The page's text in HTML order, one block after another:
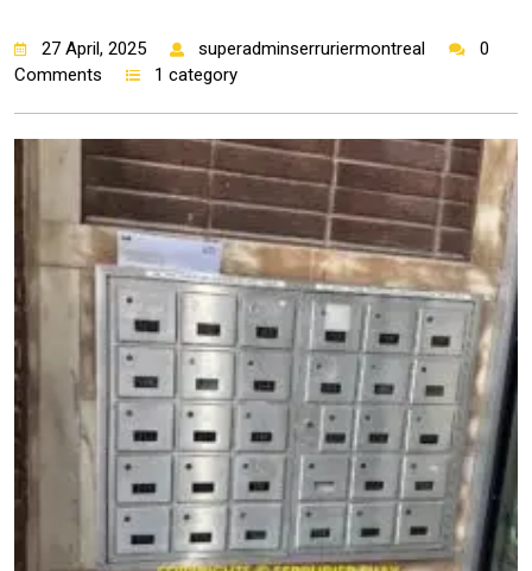
27 April, 2025 superadminserruriermontreal
0
Comments
1 category